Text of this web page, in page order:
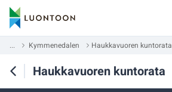
... Kymmenedalen Haukkavuoren kuntorata
Haukkavuoren kuntorata